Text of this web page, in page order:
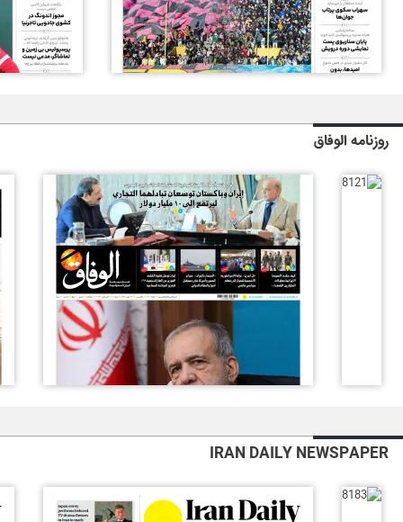
روزنامه الوفاق
IRAN DAILY NEWSPAPER